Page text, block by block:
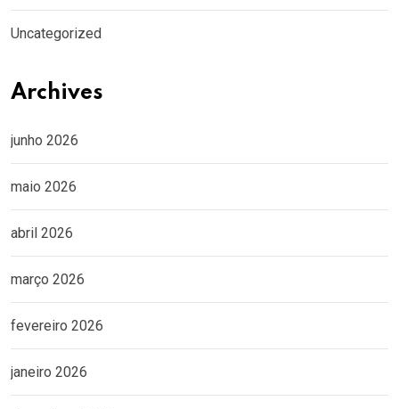
Uncategorized
Archives
junho 2026
maio 2026
abril 2026
março 2026
fevereiro 2026
janeiro 2026